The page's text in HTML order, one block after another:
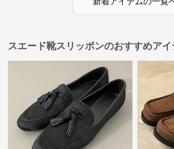
スエード靴スリッポンのおすすめアイ